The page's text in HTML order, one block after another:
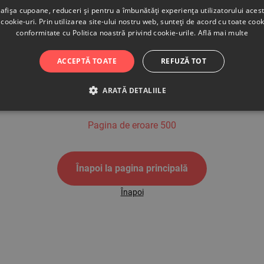
500
Pagina de eroare 500
Înapoi la pagina principală
Înapoi
cupoane, reduceri și pentru a îmbunătăți experiența utilizatorului
uri. Prin utilizarea site-ului nostru web, sunteți de acord cu toate
conformitate cu Politica noastră privind cookie-urile. Află mai multe
ACCEPTĂ TOATE REFUZĂ TOT
ARATĂ DETALIILE